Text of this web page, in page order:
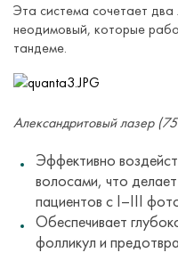
Эта система сочетает
неодимовый, которые
тандеме.
Александритовый лазер
Эффективно
волосами, что
пациентов с I–III
Обеспечивает
фолликул и